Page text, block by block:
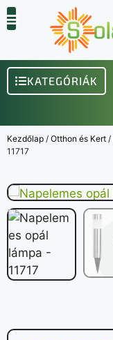
KATEGÓRIÁK
Kezdőlap / Otthon és Kert /
11717